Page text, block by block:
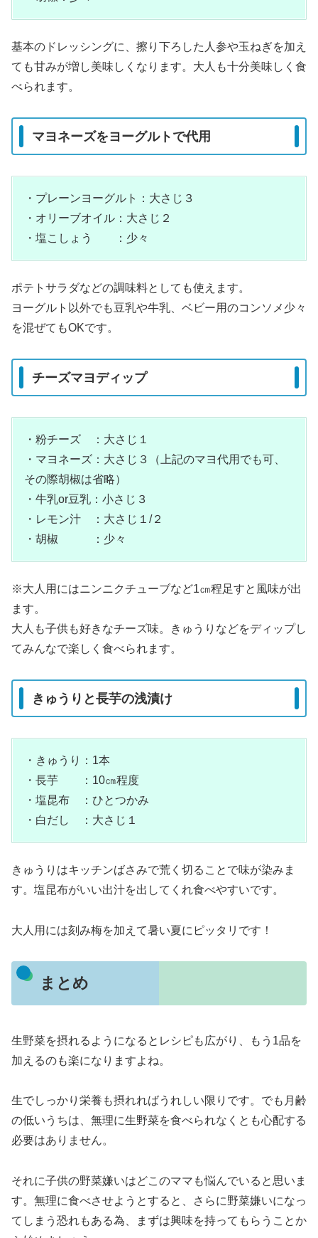
基本のドレッシングに、擦り下ろした人参や玉ねぎを加え
ても甘みが増し美味しくなります。大人も十分美味しく食
べられます。
マヨネーズをヨーグルトで代用
・プレーンヨーグルト：大さじ３
・オリーブオイル：大さじ２
・塩こしょう ：少々
ポテトサラダなどの調味料としても使えます。
ヨーグルト以外でも豆乳や牛乳、ベビー用のコンソメ少々
を混ぜてもOKです。
チーズマヨディップ
・粉チーズ ：大さじ１
・マヨネーズ：大さじ３（上記のマヨ代用でも可、
その際胡椒は省略）
・牛乳or豆乳：小さじ３
・レモン汁 ：大さじ１/２
・胡椒 ：少々
※大人用にはニンニクチューブなど1㎝程足すと風味が出
ます。
大人も子供も好きなチーズ味。きゅうりなどをディップし
てみんなで楽しく食べられます。
きゅうりと長芋の浅漬け
・きゅうり：1本
・長芋 ：10㎝程度
・塩昆布 ：ひとつかみ
・白だし ：大さじ１
きゅうりはキッチンばさみで荒く切ることで味が染みま
す。塩昆布がいい出汁を出してくれ食べやすいです。
大人用には刻み梅を加えて暑い夏にピッタリです！
まとめ
生野菜を摂れるようになるとレシピも広がり、もう1品を
加えるのも楽になりますよね。
生でしっかり栄養も摂れればうれしい限りです。でも月齢
の低いうちは、無理に生野菜を食べられなくとも心配する
必要はありません。
それに子供の野菜嫌いはどこのママも悩んでいると思いま
す。無理に食べさせようとすると、さらに野菜嫌いになっ
てしまう恐れもある為、まずは興味を持ってもらうことか